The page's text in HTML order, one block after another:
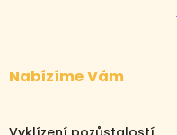
Nabízíme Vám